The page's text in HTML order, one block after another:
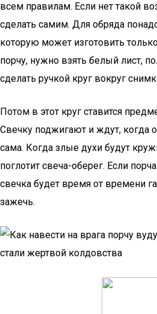
всем правилам. Если нет такой
сделать самим. Для обряда
которую может изготовить
порчу, нужно взять белый лист,
сделать ручкой круг вокруг
Потом в этот круг ставится
Свечку поджигают и ждут, когда
сама. Когда злые духи будут
поглотит свеча-оберег. Если
свечка будет время от времени
зажечь.